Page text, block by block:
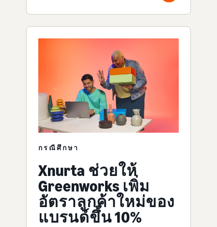
กรณีศึกษา
Xnurta ช่วยให้
Greenworks เพิ่ม
อัตราลูกค้าใหม่ของ
แบรนด์ขึ้น 10%